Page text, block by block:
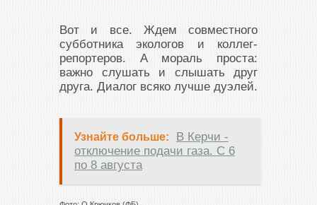
Вот и все. Ждем совместного
субботника экологов и коллег-
репортеров. А мораль проста:
важно слушать и слышать друг
друга. Диалог всяко лучше дуэлей.
Узнайте больше:
В Керчи -
отключение подачи газа. С 6
по 8 августа